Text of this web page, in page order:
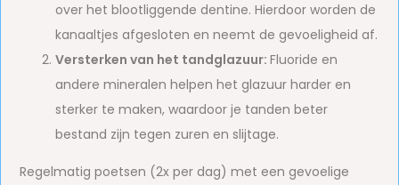
over het blootliggende dentine. Hierdoor worden de
kanaaltjes afgesloten en neemt de gevoeligheid af.
Versterken van het tandglazuur:Fluoride en
andere mineralen helpen het glazuur harder en
sterker te maken, waardoor je tanden beter
bestand zijn tegen zuren en slijtage.
Regelmatig poetsen (2x per dag) met een gevoelige